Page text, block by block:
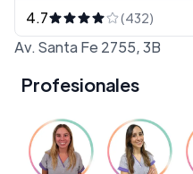
4.7
(432)
Av. Santa Fe 2755, 3B
Profesionales